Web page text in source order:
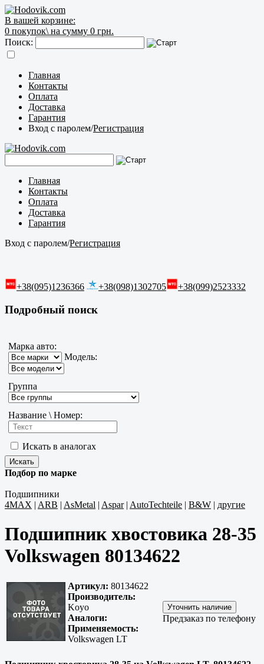
В вашей корзине:
0 покупок\ на сумму 0 грн.
Поиск:
Главная
Контакты
Оплата
Доставка
Гарантия
Вход с паролем/Регистрация
Главная
Контакты
Оплата
Доставка
Гарантия
Вход с паролем/Регистрация
+38(095)1236366 +38(098)1302705 +38(099)2523332
Подробный поиск
Марка авто:
Модель:
Группа
Название \ Номер:
Искать в аналогах
Подбор по марке
Подшипники
4MAX | ARB | AsMetal | Aspar| AutoTechteile | B&W | другие
Подшипник хвостовика 28-35
Volkswagen 80134622
Артикул: 80134622
Производитель:
Koyo
Аналоги:
Применяемость:
Volkswagen LT
Предзаказ по телефону